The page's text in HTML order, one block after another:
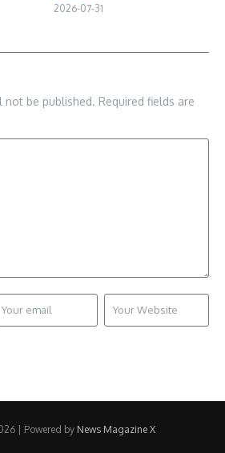
2026-07-31
not be published. Required fields are
| Powered by News Magazine X